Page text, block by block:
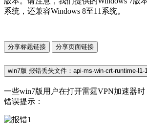
系统，还兼容Windows 8至11系统。
分享标题链接 分享页面链接
win7版 报错丢失文件：api-ms-win-crt-runtime-l1-
一些win7版用户在打开雷霆VPN加速器
错误提示：